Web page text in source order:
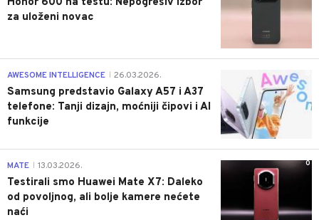
za uloženi novac
AWESOME INTELLIGENCE 26.03.2026.
Samsung predstavio Galaxy A57 i A37
telefone: Tanji dizajn, moćniji čipovi i AI
funkcije
0
MATE 13.03.2026.
Testirali smo Huawei Mate X7: Daleko
od povoljnog, ali bolje kamere nećete
naći